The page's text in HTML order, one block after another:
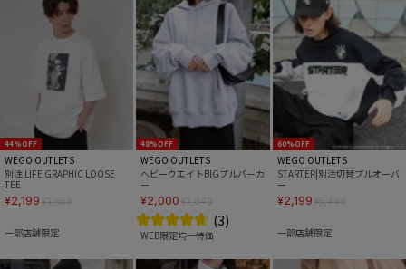
44%OFF
WEGO OUTLETS
別注 LIFE GRAPHIC LOOSE
TEE
¥2,199 ¥3,959
一部店舗限定
48%OFF
WEGO OUTLETS
ヘビーウエイトBIGプルパーカ
ー
¥2,000 ¥3,849
(3)
WEB限定均一特価
60%OFF
WEGO OUTLETS
STARTER|別注切替プルオーバ
ー
¥2,199 ¥5,499
一部店舗限定